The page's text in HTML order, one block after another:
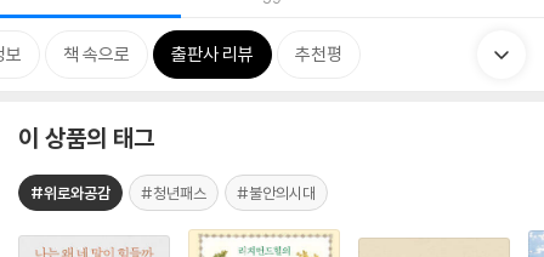
보 책 속으로 출판사 리뷰 추천평
이 상품의 태그
#위로와공감 #청년패스 #불안의시대